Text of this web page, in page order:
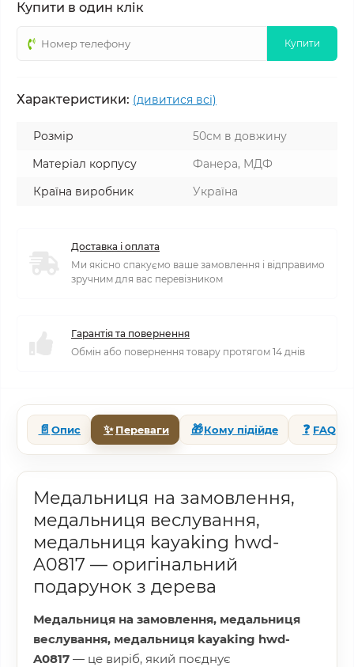
Купити в один клік
Купити
Характеристики: (дивитися всі)
Розмір
50см в довжину
Матеріал корпусу
Фанера, МДФ
Країна виробник
Україна
Доставка і оплата
Ми якісно спакуємо ваше замовлення і відправимо
зручним для вас перевізником
Гарантія та повернення
Обмін або повернення товару протягом 14 днів
📄 Опис ✨ Переваги 🎁Кому підійде ❓ FAQ
Медальниця на замовлення,
медальниця веслування,
медальниця kayaking hwd-
A0817 — оригінальний
подарунок з дерева
Медальниця на замовлення, медальниця
веслування, медальниця kayaking hwd-
A0817 — це виріб, який поєднує